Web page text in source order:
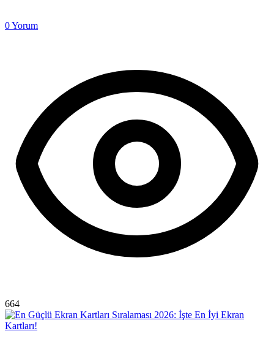
0Yorum
664